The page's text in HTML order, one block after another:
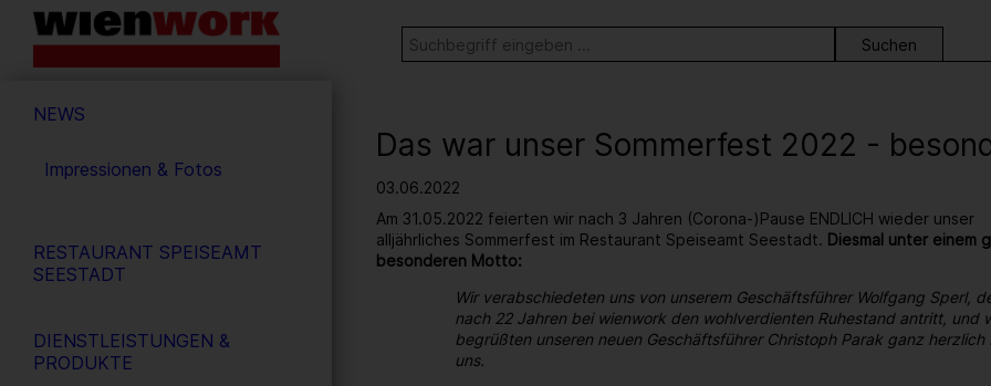
Barrierefreie
Bedienung
Webseite
Stichwortsuche
SUCHE
NEWS
Impressionen & Fotos
RESTAURANT SPEISEAMT
SEESTADT
DIENSTLEISTUNGEN &
PRODUKTE
Das war unser Sommerfest 2022 -
03.06.2022
Am 31.05.2022 feierten wir nach 3 Jahren (Corona-)Pause ENDLICH wieder unser
alljährliches Sommerfest im Restaurant Speiseamt Seestadt. Diesmal unter einem
besonderen Motto:
Wir verabschiedeten uns von unserem Geschäftsführer Wolfgang Sperl,
nach 22 Jahren bei wienwork den wohlverdienten Ruhestand antritt, und
begrüßten unseren neuen Geschäftsführer Christoph Parak ganz herzlich
uns.